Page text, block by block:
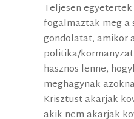
Teljesen
fogalmaztak meg
gondolatat, amikor
politika/
hasznos lenne,
meghagynak
Krisztust akarjak
akik nem akarjak